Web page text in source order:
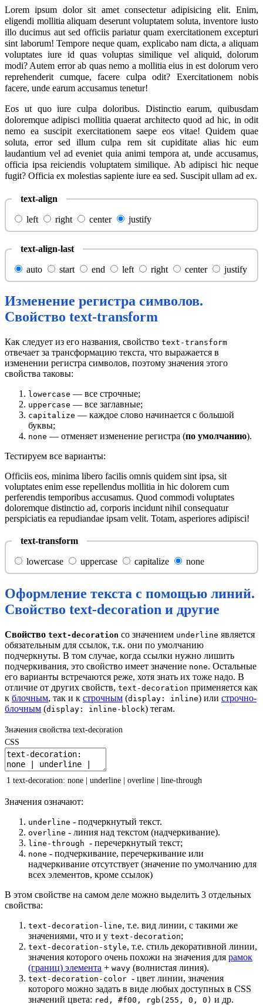
Lorem ipsum dolor sit amet consectetur adipisicing elit. Enim,
eligendi mollitia aliquam deserunt voluptatem soluta, inventore iusto
illo ducimus aut sed officiis pariatur quam exercitationem excepturi
sint laborum! Tempore neque quam, explicabo nam dicta, a aliquam
voluptates iure id quas voluptas similique vel aliquid, dolorum
modi? Autem error ab quas nemo a mollitia eius in est dolorum vero
reprehenderit cumque, facere culpa odit? Exercitationem nobis
facere, unde earum accusamus tenetur!
Eos ut quo iure culpa doloribus. Distinctio earum, quibusdam
doloremque adipisci mollitia quaerat architecto quod ad hic, in odit
nemo ea suscipit exercitationem saepe eos vitae! Quidem quae
soluta, error sed illum culpa rem sit cupiditate alias hic eum
laudantium vel ad eveniet quia animi tempora at, unde accusamus,
officia ipsa reiciendis voluptatem similique. Ab adipisci hic neque
fugit? Officia ex molestias sapiente iure ea sed. Suscipit ullam ad ex.
text-align
left right center justify
text-align-last
auto start end left right center justify
Изменение регистра символов.
Свойство text-transform
Как следует из его названия, свойство text-transform
отвечает за трансформацию текста, что выражается в
изменении регистра символов, поэтому значения этого
свойства таковы:
lowercase — все строчные;
uppercase — все заглавные;
capitalize — каждое слово начинается с большой
буквы;
none — отменяет изменение регистра (по умолчанию).
Тестируем все варианты:
Officiis eos, minima libero facilis omnis quidem sint ipsa, sit
voluptates enim esse repellendus mollitia in hic dolorem cum
perferendis temporibus accusamus. Quod commodi voluptates
doloremque distinctio ad, corporis incidunt nihil consequatur
perspiciatis ea repudiandae ipsam velit. Totam, asperiores adipisci!
text-transform
lowercase uppercase capitalize none
Оформление текста с помощью линий.
Свойство text-decoration и другие
Свойство text-decoration со значением underline является
обязательным для ссылок, т.к. они по умолчанию
подчеркнуты. В том случае, когда ссылки нужно лишить
подчеркивания, это свойство имеет значение none. Остальные
его варианты встречаются реже, хотя знать их тоже надо. В
отличие от других свойств, text-decoration применяется как
к блочным, так и к строчным (display: inline) или строчно-
блочным (display: inline-block) тегам.
Значения свойства text-decoration
CSS
1 text-decoration: none | underline | overline | line-through
Значения означают:
underline - подчеркнутый текст.
overline - линия над текстом (надчеркивание).
line-through - перечеркнутый текст;
none - подчеркивание, перечеркивание или
надчеркивание отсутствует (значение по умолчанию для
всех элементов, кроме ссылок)
В этом свойстве на самом деле можно выделить 3 отдельных
свойства:
text-decoration-line, т.е. вид линии, с такими же
значениями, что и у text-decoration;
text-decoration-style, т.е. стиль декоративной линии,
значения которого очень похожи на значения для рамок
(границ) элемента + wavy (волнистая линия).
text-decoration-color - цвет линии, значения
которого можно задать в виде любых доступных в CSS
значений цвета: red, #f00, rgb(255, 0, 0) и др.